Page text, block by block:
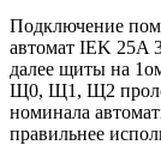
Подключение
автомат IEK 25A
далее щиты на
Щ0, Щ1, Щ2
номинала
правильнее